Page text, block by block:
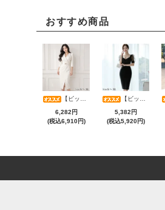
おすすめ商品
【ビッグサマーセール対象品】アシメカシュクール7分袖ワンピース(キャバドレス・CABARETDRESS)
6,282円
(税込6,910円)
【ビッグサマーセール対象品】光沢シアースリーブが軽やかなカシュクールVネックドレープミディドレス(キャバドレス・CABARETDRESS)
5,382円
(税込5,920円)